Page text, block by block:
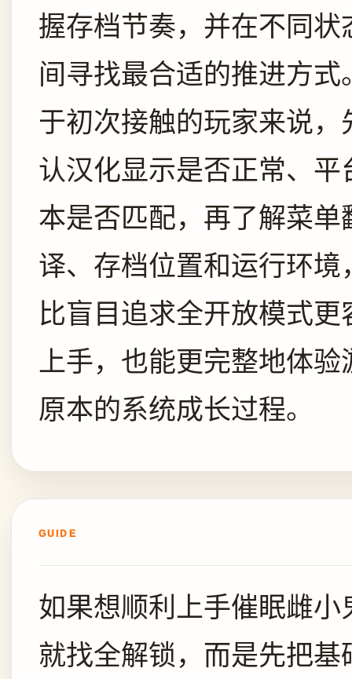
握存档节奏，并在不同状
间寻找最合适的推进方式
于初次接触的玩家来说，
认汉化显示是否正常、平
本是否匹配，再了解菜单
译、存档位置和运行环境
比盲目追求全开放模式更
上手，也能更完整地体验
原本的系统成长过程。
GUIDE
如果想顺利上手催眠雌
就找全解锁，而是先把